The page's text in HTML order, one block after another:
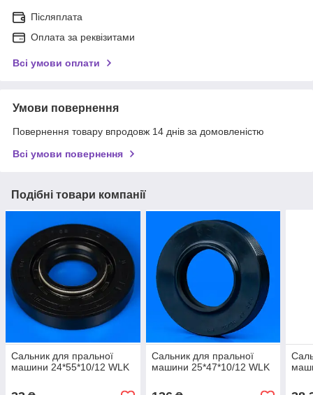
Післяплата
Оплата за реквізитами
Всі умови оплати
Умови повернення
Повернення товару впродовж 14 днів за домовленістю
Всі умови повернення
Подібні товари компанії
Сальник для пральної
машини 24*55*10/12 WLK
Сальник для пральної
машини 25*47*10/12 WLK